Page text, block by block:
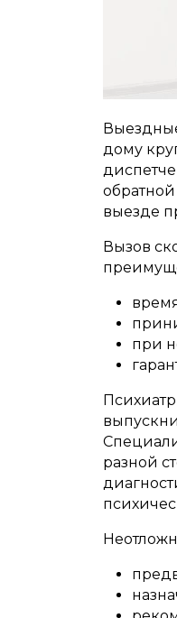
дому
выезде
Вызов
при
разной